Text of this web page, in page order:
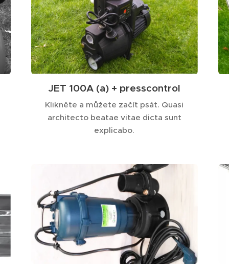
JET 100A (a) + presscontrol
Klikněte a můžete začít psát. Quasi
architecto beatae vitae dicta sunt
explicabo.